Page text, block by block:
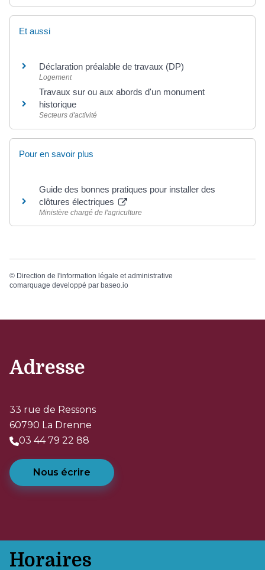
Et aussi
Déclaration préalable de travaux (DP)
Logement
Travaux sur ou aux abords d'un monument
historique
Secteurs d'activité
Pour en savoir plus
Guide des bonnes pratiques pour installer des
clôtures électriques
Ministère chargé de l'agriculture
© Direction de l'information légale et administrative
comarquage developpé par baseo.io
Adresse
33 rue de Ressons
60790 La Drenne
03 44 79 22 88
Nous écrire
Horaires